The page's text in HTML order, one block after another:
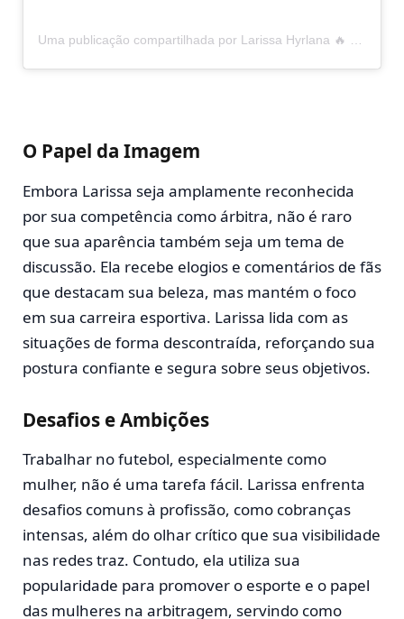
Uma publicação compartilhada por Larissa Hyrlana 🔥 (@larysvernek)
O Papel da Imagem
Embora Larissa seja amplamente reconhecida
por sua competência como árbitra, não é raro
que sua aparência também seja um tema de
discussão. Ela recebe elogios e comentários de fãs
que destacam sua beleza, mas mantém o foco
em sua carreira esportiva. Larissa lida com as
situações de forma descontraída, reforçando sua
postura confiante e segura sobre seus objetivos.
Desafios e Ambições
Trabalhar no futebol, especialmente como
mulher, não é uma tarefa fácil. Larissa enfrenta
desafios comuns à profissão, como cobranças
intensas, além do olhar crítico que sua visibilidade
nas redes traz. Contudo, ela utiliza sua
popularidade para promover o esporte e o papel
das mulheres na arbitragem, servindo como